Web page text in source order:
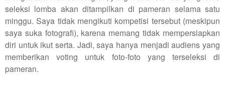
seleksi lomba akan ditampilkan di pameran selama satu
minggu. Saya tidak mengikuti kompetisi tersebut (meskipun
saya suka fotografi), karena memang tidak mempersiapkan
diri untuk ikut serta. Jadi, saya hanya menjadi audiens yang
memberikan voting untuk foto-foto yang terseleksi di
pameran.